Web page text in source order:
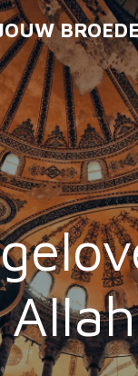
Allah